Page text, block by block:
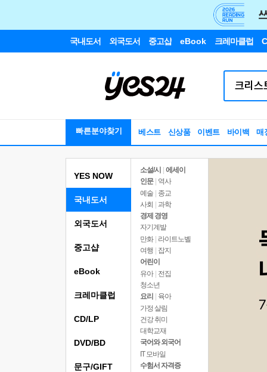
국내도서 외국도서 중고샵 eBook 크레마클럽
빠른분야찾기 베스트 신상품 이벤트 바이백 매
YES NOW
국내도서
소설/시
에세이
인문
역사
예술 | 종교
사회 | 과학
경제 경영
자기계발
만화 | 라이트노벨
여행
잡지
어린이
유아 | 전집
청소년
요리
육아
가정 살림
건강 취미
대학교재
국어와 외국어
IT 모바일
수험서 자격증
외국도서
중고샵
eBook
크레마클럽
CD/LP
DVD/BD
문구/GIFT